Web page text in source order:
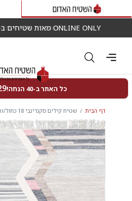
ONLINE ONLY מאות שטיחים ב-70% הנחה!
דף הבית שטיח קילים סקנדינבי 18 כחול/ורוד/אפור עם פרנזים KILIM